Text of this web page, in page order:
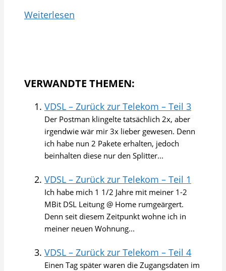
Weiterlesen
VERWANDTE THEMEN:
VDSL – Zurück zur Telekom – Teil 3
Der Postman klingelte tatsächlich 2x, aber
irgendwie wär mir 3x lieber gewesen. Denn
ich habe nun 2 Pakete erhalten, jedoch
beinhalten diese nur den Splitter...
VDSL – Zurück zur Telekom – Teil 1
Ich habe mich 1 1/2 Jahre mit meiner 1-2
MBit DSL Leitung @ Home rumgeärgert.
Denn seit diesem Zeitpunkt wohne ich in
meiner neuen Wohnung...
VDSL – Zurück zur Telekom – Teil 4
Einen Tag später waren die Zugangsdaten im